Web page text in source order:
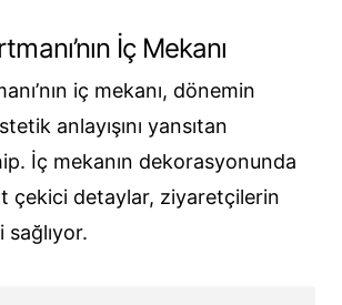
İç Mekanı
iç mekanı, dönemin
anlayışını yansıtan
İç mekanın dekorasyonunda
çekici detaylar, ziyaretçilerin